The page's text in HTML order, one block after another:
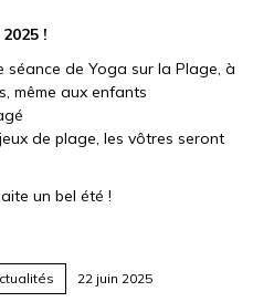
!
séance de Yoga sur la Plage, à
même aux enfants
de plage, les vôtres seront
un bel été !
22 juin 2025